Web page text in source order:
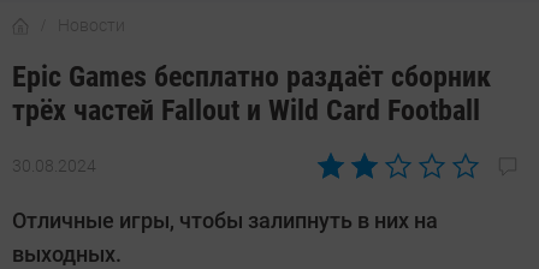
Новости
Epic Games бесплатно раздаёт сборник
трёх частей Fallout и Wild Card Football
30.08.2024
Автор:
Довлатова
Отличные игры, чтобы залипнуть в них на
выходных.